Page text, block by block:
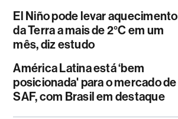
El Niño pode levar aquecimento
da Terra a mais de 2°C em um
mês, diz estudo
América Latina está ‘bem
posicionada' para o mercado de
SAF, com Brasil em destaque